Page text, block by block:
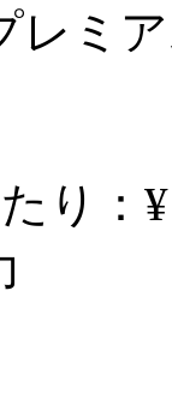
レミ
り：